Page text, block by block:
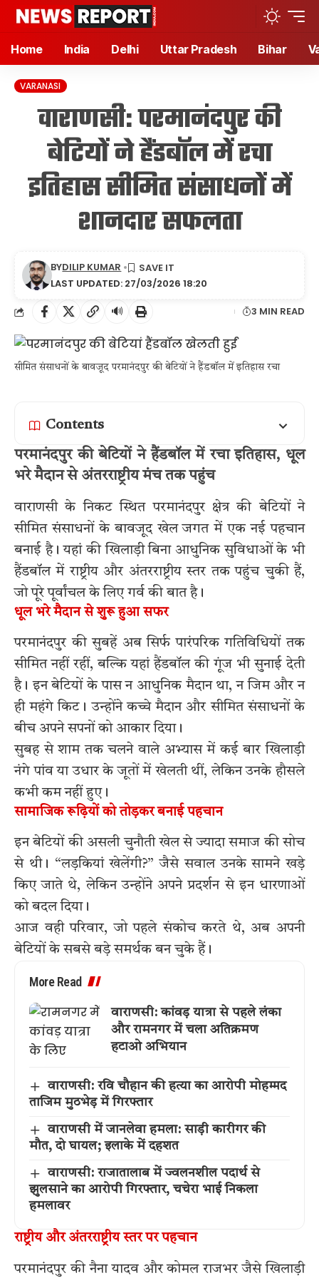
Home India Delhi Uttar Pradesh Bihar
VARANASI
वाराणसी: परमानंदपुर की
बेटियों ने हैंडबॉल में रचा
इतिहास सीमित संसाधनों में
शानदार सफलता
LAST UPDATED: 27/03/2026 18:20
BYDILIP KUMAR
🔊 3 MIN READ
सीमित संसाधनों के बावजूद परमानंदपुर की बेटियों ने हैंडबॉल में इतिहास रचा
Contents
परमानंदपुर की बेटियों ने हैंडबॉल में रचा इतिहास, धूल
भरे मैदान से अंतरराष्ट्रीय मंच तक पहुंच
वाराणसी के निकट स्थित परमानंदपुर क्षेत्र की बेटियों ने
सीमित संसाधनों के बावजूद खेल जगत में एक नई पहचान
बनाई है। यहां की खिलाड़ी बिना आधुनिक सुविधाओं के भी
हैंडबॉल में राष्ट्रीय और अंतरराष्ट्रीय स्तर तक पहुंच चुकी हैं,
जो पूरे पूर्वांचल के लिए गर्व की बात है।
धूल भरे मैदान से शुरू हुआ सफर
परमानंदपुर की सुबहें अब सिर्फ पारंपरिक गतिविधियों तक
सीमित नहीं रहीं, बल्कि यहां हैंडबॉल की गूंज भी सुनाई देती
है। इन बेटियों के पास न आधुनिक मैदान था, न जिम और न
ही महंगे किट। उन्होंने कच्चे मैदान और सीमित संसाधनों के
बीच अपने सपनों को आकार दिया।
सुबह से शाम तक चलने वाले अभ्यास में कई बार खिलाड़ी
नंगे पांव या उधार के जूतों में खेलती थीं, लेकिन उनके हौसले
कभी कम नहीं हुए।
सामाजिक रूढ़ियों को तोड़कर बनाई पहचान
इन बेटियों की असली चुनौती खेल से ज्यादा समाज की सोच
से थी। “लड़कियां खेलेंगी?” जैसे सवाल उनके सामने खड़े
किए जाते थे, लेकिन उन्होंने अपने प्रदर्शन से इन धारणाओं
को बदल दिया।
आज वही परिवार, जो पहले संकोच करते थे, अब अपनी
बेटियों के सबसे बड़े समर्थक बन चुके हैं।
More Read
वाराणसी: कांवड़ यात्रा से पहले लंका
और रामनगर में चला अतिक्रमण
हटाओ अभियान
वाराणसी: रवि चौहान की हत्या का आरोपी मोहम्मद
ताजिम मुठभेड़ में गिरफ्तार
वाराणसी में जानलेवा हमला: साड़ी कारीगर की
मौत, दो घायल; इलाके में दहशत
वाराणसी: राजातालाब में ज्वलनशील पदार्थ से
झुलसाने का आरोपी गिरफ्तार, चचेरा भाई निकला
हमलावर
राष्ट्रीय और अंतरराष्ट्रीय स्तर पर पहचान
परमानंदपुर की नैना यादव और कोमल राजभर जैसे खिलाड़ी